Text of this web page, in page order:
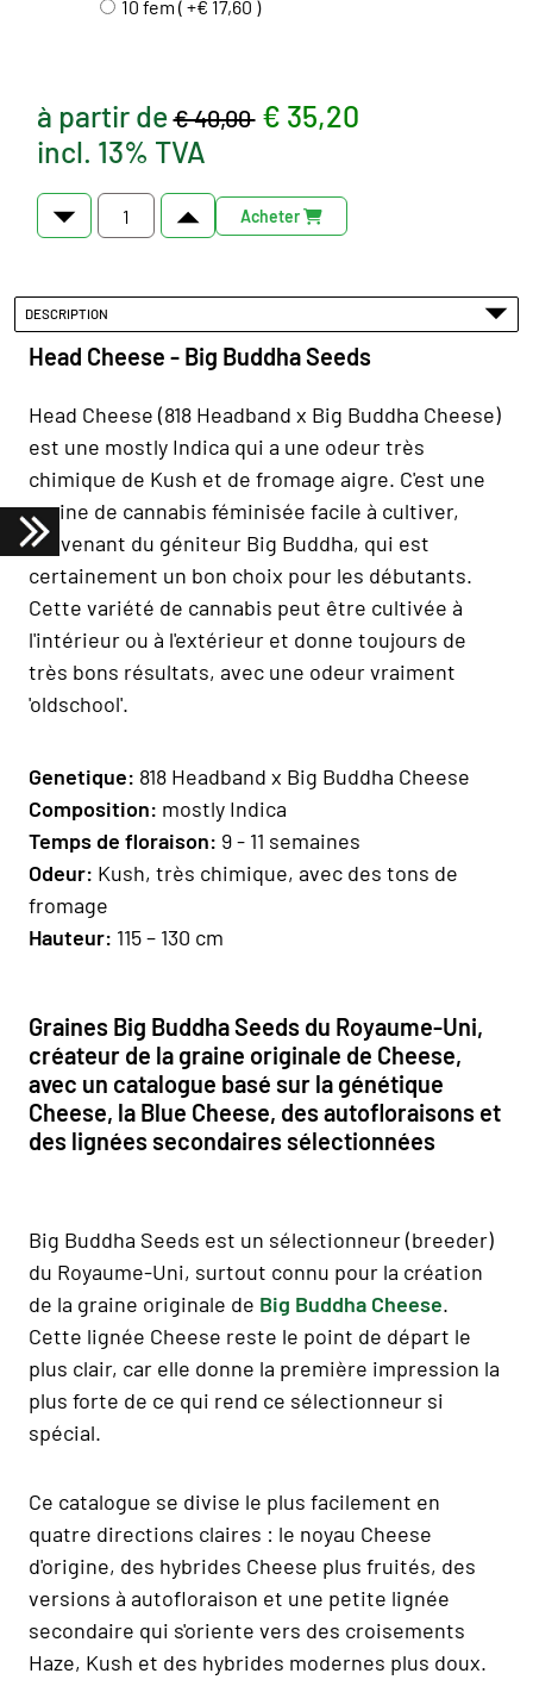
10 fem ( +€ 17,60 )
à partir de€ 40,00 € 35,20
incl. 13% TVA
Acheter
DESCRIPTION
Head Cheese - Big Buddha Seeds
Head Cheese (818 Headband x Big Buddha Cheese)
est une mostly Indica qui a une odeur très
chimique de Kush et de fromage aigre. C'est une
graine de cannabis féminisée facile à cultiver,
provenant du géniteur Big Buddha, qui est
certainement un bon choix pour les débutants.
Cette variété de cannabis peut être cultivée à
l'intérieur ou à l'extérieur et donne toujours de
très bons résultats, avec une odeur vraiment
'oldschool'.
Genetique: 818 Headband x Big Buddha Cheese
Composition: mostly Indica
Temps de floraison: 9 - 11 semaines
Odeur: Kush, très chimique, avec des tons de
fromage
Hauteur: 115 – 130 cm
Graines Big Buddha Seeds du Royaume-Uni,
créateur de la graine originale de Cheese,
avec un catalogue basé sur la génétique
Cheese, la Blue Cheese, des autofloraisons et
des lignées secondaires sélectionnées
Big Buddha Seeds est un sélectionneur (breeder)
du Royaume-Uni, surtout connu pour la création
de la graine originale de Big Buddha Cheese.
Cette lignée Cheese reste le point de départ le
plus clair, car elle donne la première impression la
plus forte de ce qui rend ce sélectionneur si
spécial.
Ce catalogue se divise le plus facilement en
quatre directions claires : le noyau Cheese
d'origine, des hybrides Cheese plus fruités, des
versions à autofloraison et une petite lignée
secondaire qui s'oriente vers des croisements
Haze, Kush et des hybrides modernes plus doux.